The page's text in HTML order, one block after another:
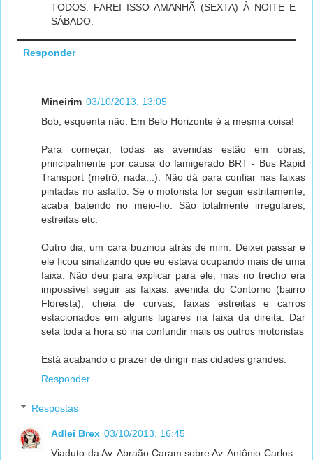
TODOS. FAREI ISSO AMANHÃ (SEXTA) À NOITE E
SÁBADO.
Responder
Mineirim 03/10/2013, 13:05
Bob, esquenta não. Em Belo Horizonte é a mesma coisa!
Para começar, todas as avenidas estão em obras,
principalmente por causa do famigerado BRT - Bus Rapid
Transport (metrô, nada...). Não dá para confiar nas faixas
pintadas no asfalto. Se o motorista for seguir estritamente,
acaba batendo no meio-fio. São totalmente irregulares,
estreitas etc.
Outro dia, um cara buzinou atrás de mim. Deixei passar e
ele ficou sinalizando que eu estava ocupando mais de uma
faixa. Não deu para explicar para ele, mas no trecho era
impossível seguir as faixas: avenida do Contorno (bairro
Floresta), cheia de curvas, faixas estreitas e carros
estacionados em alguns lugares na faixa da direita. Dar
seta toda a hora só iria confundir mais os outros motoristas
Está acabando o prazer de dirigir nas cidades grandes.
Responder
Respostas
Adlei Brex 03/10/2013, 16:45
Viaduto da Av. Abraão Caram sobre Av. Antônio Carlos.